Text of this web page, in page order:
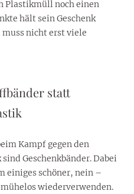
Plastikmüll noch einen
hält sein Geschenk
nicht erst viele
statt
Kampf gegen den
Geschenkbänder. Dabei
einiges schöner, nein –
wiederverwenden.